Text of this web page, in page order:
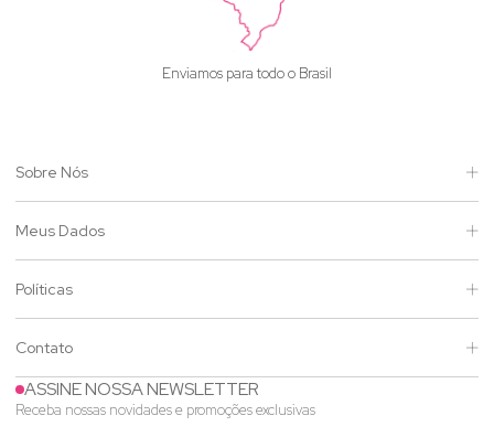
Enviamos para todo o Brasil
Sobre Nós
Meus Dados
Políticas
Contato
ASSINE NOSSA NEWSLETTER
Receba nossas novidades e promoções exclusivas